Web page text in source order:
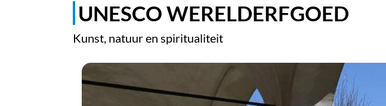
UNESCO WERELDERFGOED
Kunst, natuur en spiritualiteit